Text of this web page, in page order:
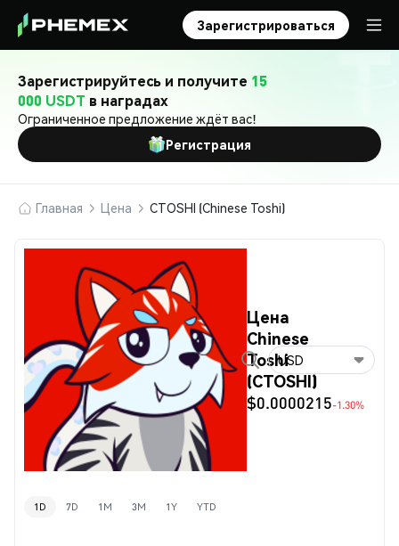
Зарегистрироваться
Зарегистрируйтесь и получите 15
000 USDT в наградах
Ограниченное предложение ждёт вас!
Регистрация
Главная Цена CTOSHI (Chinese Toshi)
Цена
Chinese
Toshi
(CTOSHI)
$0.0000215-1.30%
USD
1D 7D 1M 3M 1Y YTD